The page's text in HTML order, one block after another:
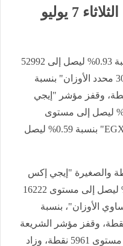
تعاملات البورصة اليوم الثلاثاء 7 يوليو
وصعد مؤشر "إيجي إكس 30" بنسبة 0.93% ليصل إلى 52992
نقطة، وارتفع مؤشر "إيجي إكس 30 محدد الأوزان" بنسبة
ليصل إلى مستوى 65015 نقطة، وقفز مؤشر "إيجي
30 للعائد الكلي" بنسبة 0.86% ليصل إلى مستوى
24704 نقطة، وزاد مؤشر "EGX35-LV" بنسبة 0.59% ليصل
والصغيرة "إيجي إكس
70 متساوي الأوزان" بنسبة 0.55% ليصل إلى مستوى 16222
"إيجي إكس 100 متساوي الأوزان"، بنسبة
ليصل إلى مستوى 22054 نقطة، وقفز مؤشر الشريعة
الإسلامية بنسبة 0.85% ليصل إلى مستوى 5961 نقطة، وزاد